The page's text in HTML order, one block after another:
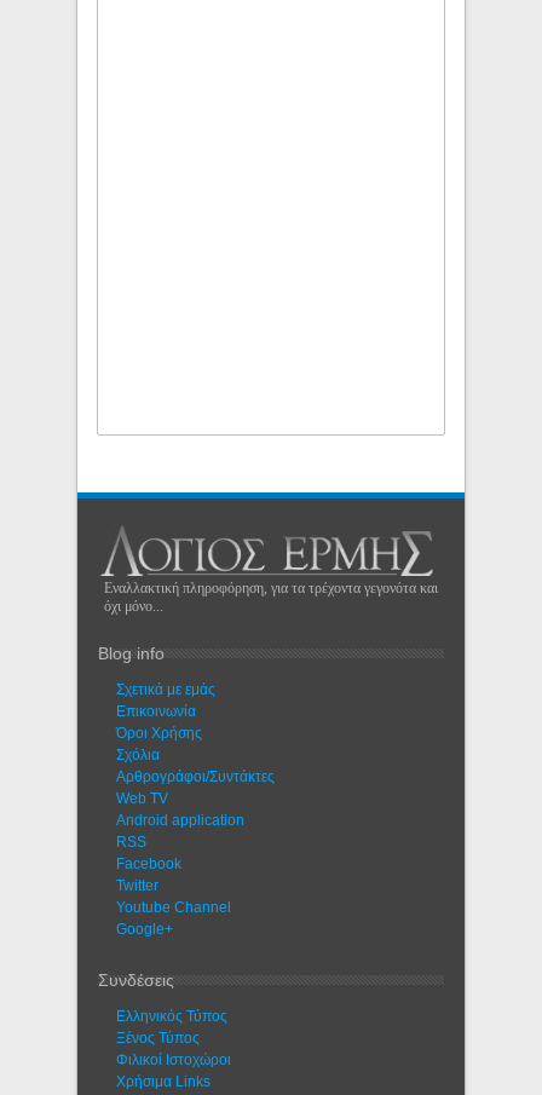
Εναλλακτική πληροφόρηση, για τα τρέχοντα γεγονότα και
όχι μόνο...
Blog info
Σχετικά με εμάς
Eπικοινωνία
Όροι Χρήσης
Σχόλια
Αρθρογράφοι/Συντάκτες
Web TV
Android application
RSS
Facebook
Twitter
Youtube Channel
Google+
Συνδέσεις
Ελληνικός Τύπος
Ξένος Τύπος
Φιλικοί Ιστοχώροι
Χρήσιμα Links